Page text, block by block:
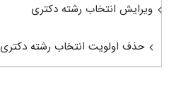
ویرایش انتخاب رشته دکتری
حذف اولویت انتخاب رشته دکتری